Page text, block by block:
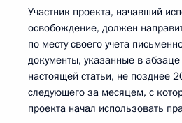
Участник проекта, начавший
освобождение, должен
по месту своего учета
документы, указанные в
настоящей статьи, не позднее
следующего за месяцем, с
проекта начал использовать